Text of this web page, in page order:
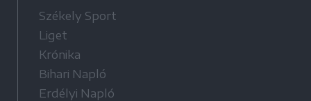
Székely Sport
Liget
Krónika
Bihari Napló
Erdélyi Napló